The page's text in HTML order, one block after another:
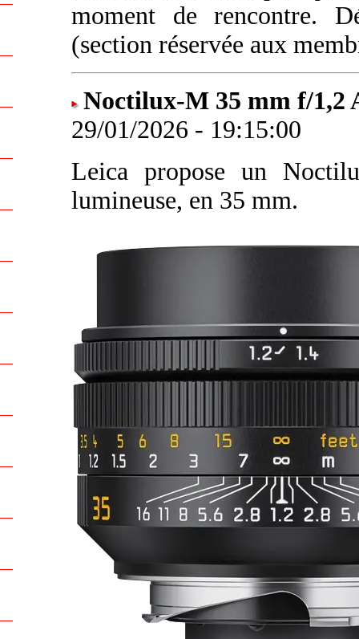
moment de rencontre.
(section réservée aux
Noctilux-M 35 mm f/1,2
29/01/2026 - 19:15:00
Leica propose un
lumineuse, en 35 mm.